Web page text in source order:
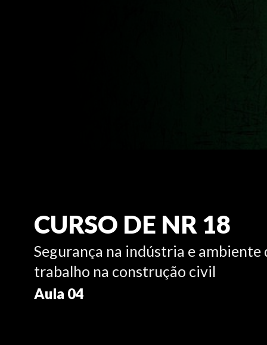
CURSO DE NR 18
Segurança na indústria e ambiente
trabalho na construção civil
Aula 04